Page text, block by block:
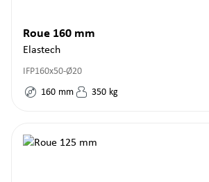
Roue 160 mm
Elastech
IFP160x50-Ø20
160 mm 350 kg